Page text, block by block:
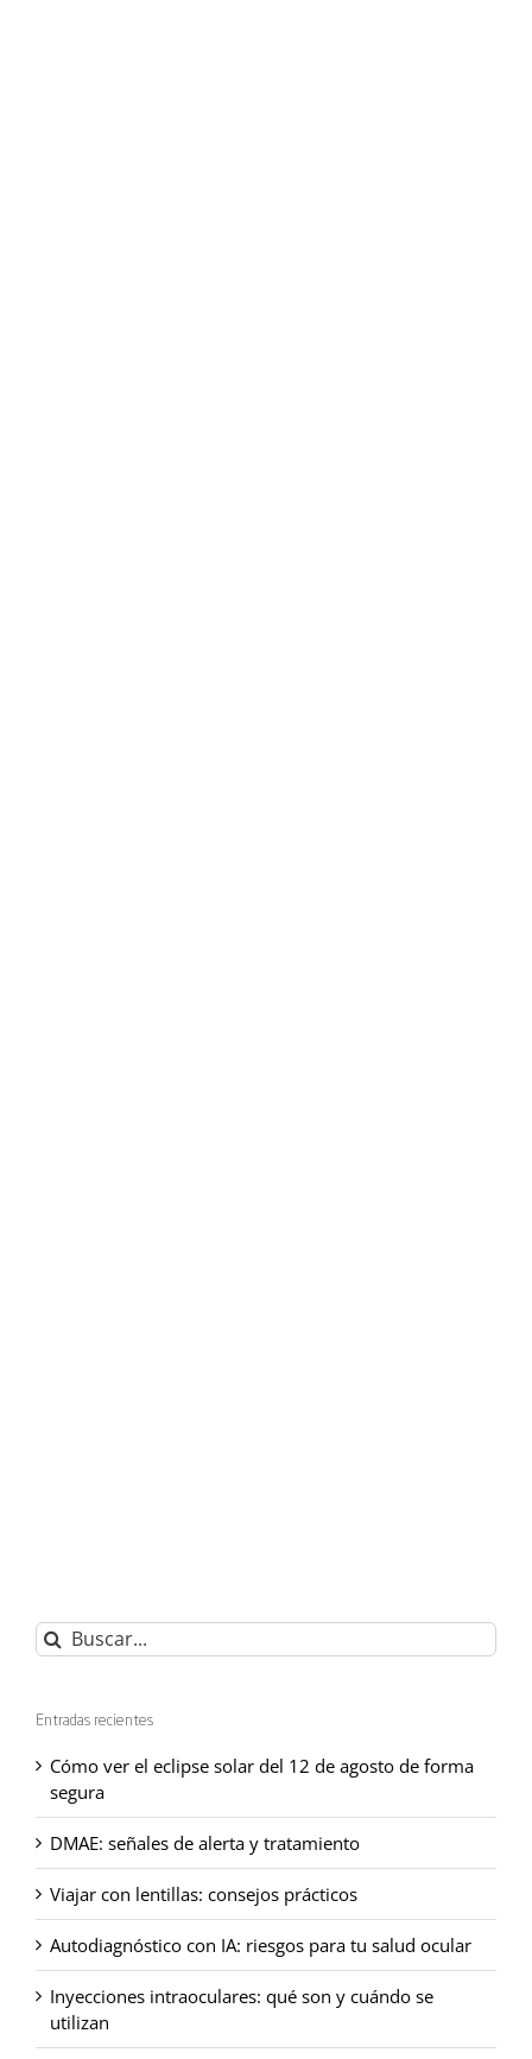
Buscar:
Entradas recientes
Cómo ver el eclipse solar del 12 de agosto de forma
segura
DMAE: señales de alerta y tratamiento
Viajar con lentillas: consejos prácticos
Autodiagnóstico con IA: riesgos para tu salud ocular
Inyecciones intraoculares: qué son y cuándo se
utilizan